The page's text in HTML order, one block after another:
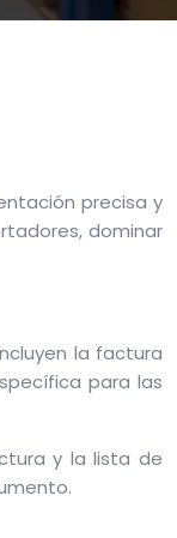
precisa y
dominar
la factura
para las
y la lista de